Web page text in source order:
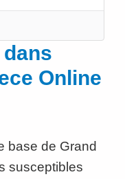
Online
base de Grand
susceptibles